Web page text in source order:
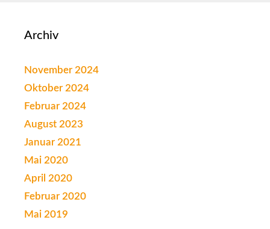
Archiv
November 2024
Oktober 2024
Februar 2024
August 2023
Januar 2021
Mai 2020
April 2020
Februar 2020
Mai 2019